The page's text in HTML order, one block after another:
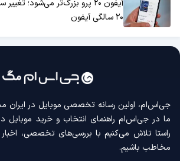
آیفون ۲۰ پرو بزرگ‌تر می‌شود؛
۲۰ سالگی آیفون
جی‌اس‌ام، اولین رسانه‌ تخصصی موبایل در
ما در جی‌اس‌ام راهنمای انتخاب و خرید موبایل
راستا تلاش می‌کنیم با بررسی‌های تخصصی، اخبار
مخاطب باشیم.